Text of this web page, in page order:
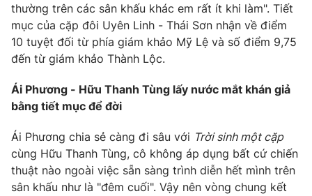
thường trên các sân khấu khác em rất ít khi làm". Tiết
mục của cặp đôi Uyên Linh - Thái Sơn nhận về điểm
10 tuyệt đối từ phía giám khảo Mỹ Lệ và số điểm 9,75
đến từ giám khảo Thành Lộc.
Ái Phương - Hữu Thanh Tùng lấy nước mắt khán giả
bằng tiết mục để đời
Ái Phương chia sẻ càng đi sâu với Trời sinh một cặp
cùng Hữu Thanh Tùng, cô không áp dụng bất cứ chiến
thuật nào ngoài việc sẵn sàng trình diễn hết mình trên
sân khấu như là "đêm cuối". Vậy nên vòng chung kết